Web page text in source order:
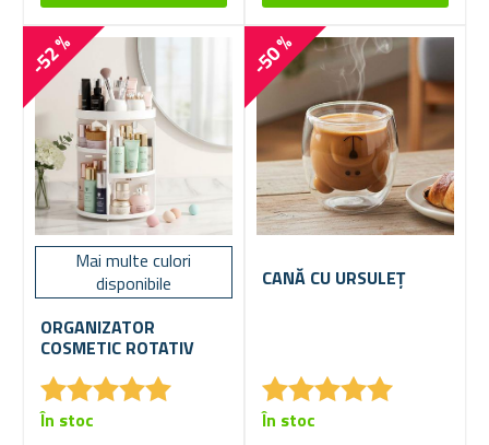
-52 %
Mai multe culori
disponibile
ORGANIZATOR
COSMETIC ROTATIV
★★★★★
★★★★★
În stoc
-50 %
CANĂ CU URSULEȚ
★★★★★
★★★★★
În stoc